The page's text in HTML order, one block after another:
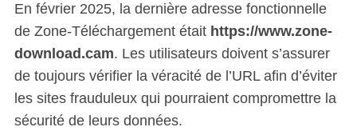
En février 2025, la dernière adresse fonctionnelle
de Zone-Téléchargement était https://www.zone-
download.cam. Les utilisateurs doivent s’assurer
de toujours vérifier la véracité de l’URL afin d’éviter
les sites frauduleux qui pourraient compromettre la
sécurité de leurs données.